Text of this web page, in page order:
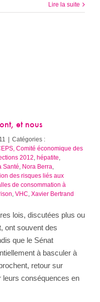
Lire la suite
et nous
| Catégories :
Comité économique des
2012 hépatite
Santé Nora Berra
des risques liés aux
de consommation à
VHC Xavier Bertrand
lois, discutées plus ou
ont souvent des
que le Sénat
à basculer à
retour sur
conséquences en